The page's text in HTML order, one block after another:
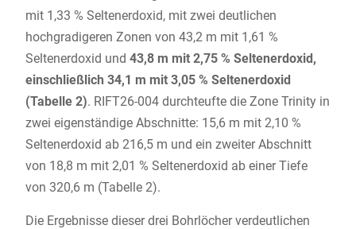
mit 1,33 % Seltenerdoxid, mit zwei deutlichen
hochgradigeren Zonen von 43,2 m mit 1,61 %
Seltenerdoxid und 43,8 m mit 2,75 % Seltenerdoxid,
einschließlich 34,1 m mit 3,05 % Seltenerdoxid
(Tabelle 2). RIFT26-004 durchteufte die Zone Trinity in
zwei eigenständige Abschnitte: 15,6 m mit 2,10 %
Seltenerdoxid ab 216,5 m und ein zweiter Abschnitt
von 18,8 m mit 2,01 % Seltenerdoxid ab einer Tiefe
von 320,6 m (Tabelle 2).
Die Ergebnisse dieser drei Bohrlöcher verdeutlichen